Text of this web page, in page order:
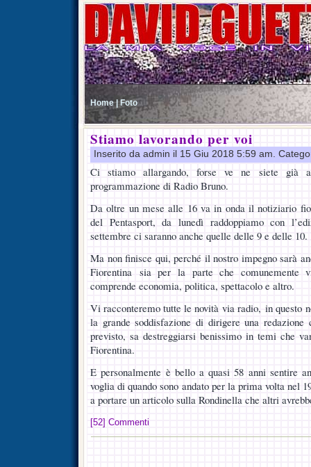
Home | Foto
Stiamo lavorando per voi
Inserito da admin il 15 Giu 2018 5:59 am.
Ci stiamo allargando, forse ve ne siete già
programmazione di Radio Bruno.
Da oltre un mese alle 16 va in onda il notiziario
del Pentasport, da lunedì raddoppiamo con
settembre ci saranno anche quelle delle 9 e delle 10.
Ma non finisce qui, perché il nostro impegno sarà
Fiorentina sia per la parte che comunemente
comprende economia, politica, spettacolo e altro.
Vi racconteremo tutte le novità via radio, in questo
la grande soddisfazione di dirigere una redazione
previsto, sa destreggiarsi benissimo in temi che
Fiorentina.
E personalmente è bello a quasi 58 anni sentire
voglia di quando sono andato per la prima volta nel
a portare un articolo sulla Rondinella che altri
[52] Commenti